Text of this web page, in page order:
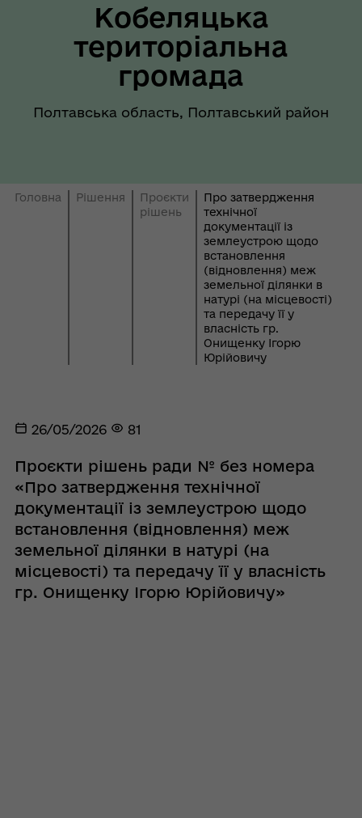
Кобеляцька
територіальна
громада
Полтавська область, Полтавський район
Головна Рішення
Проєкти
рішень
Про затвердження
технічної
документації із
землеустрою щодо
встановлення
(відновлення) меж
земельної ділянки в
натурі (на місцевості)
та передачу її у
власність гр.
Онищенку Ігорю
Юрійовичу
26/05/2026 81
Проєкти рішень ради № без номера
«Про затвердження технічної
документації із землеустрою щодо
встановлення (відновлення) меж
земельної ділянки в натурі (на
місцевості) та передачу її у власність
гр. Онищенку Ігорю Юрійовичу»